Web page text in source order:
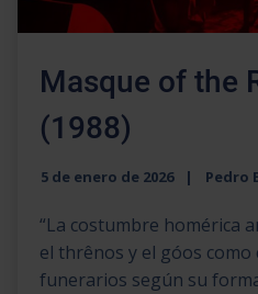
Masque of the
(1988)
5 de enero de 2026 Pedro
“La costumbre homérica
el thrênos y el góos
funerarios según su